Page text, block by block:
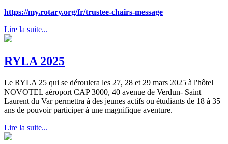
https://my.rotary.org/fr/trustee-chairs-message
Lire la suite...
RYLA 2025
Le RYLA 25 qui se déroulera les 27, 28 et 29 mars 2025 à l'hôtel
NOVOTEL aéroport CAP 3000, 40 avenue de Verdun- Saint
Laurent du Var permettra à des jeunes actifs ou étudiants de 18 à 35
ans de pouvoir participer à une magnifique aventure.
Lire la suite...